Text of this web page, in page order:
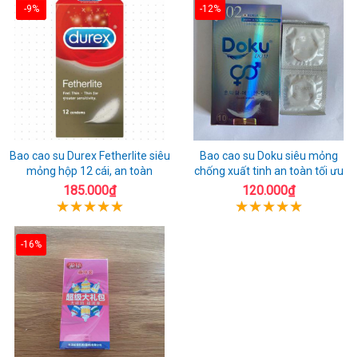
-9%
Bao cao su Durex Fetherlite siêu
mỏng hộp 12 cái, an toàn
185.000₫
-12%
Bao cao su Doku siêu mỏng
chống xuất tinh an toàn tối ưu
120.000₫
-16%